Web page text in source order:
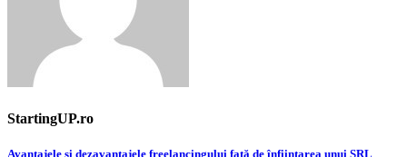
StartingUP.ro
Avantajele și dezavantajele freelancingului față de înființarea unui SRL